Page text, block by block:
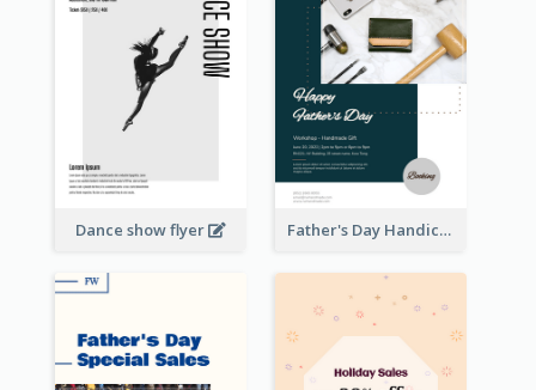
Dance show flyer Father's Day Handicrafts Workshop Flyer